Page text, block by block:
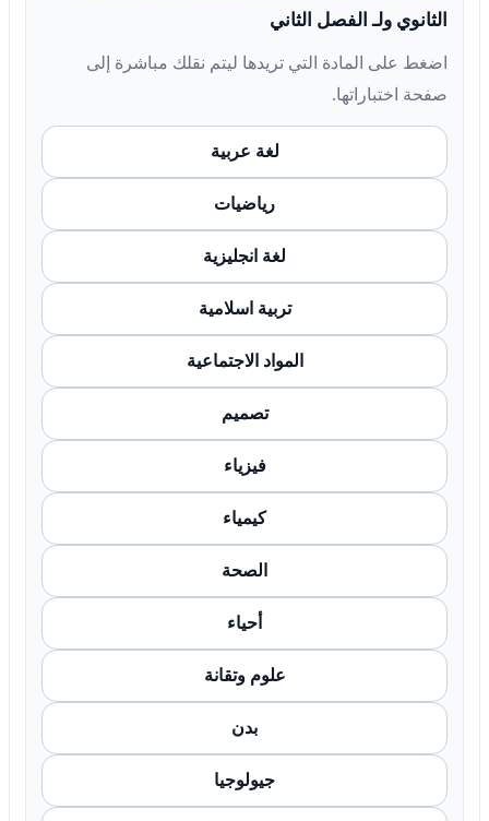
الثانوي ولـ الفصل الثاني
اضغط على المادة التي تريدها ليتم نقلك مباشرة إلى
صفحة اختباراتها.
لغة عربية
رياضيات
لغة انجليزية
تربية اسلامية
المواد الاجتماعية
تصميم
فيزياء
كيمياء
الصحة
أحياء
علوم وتقانة
بدن
جيولوجيا